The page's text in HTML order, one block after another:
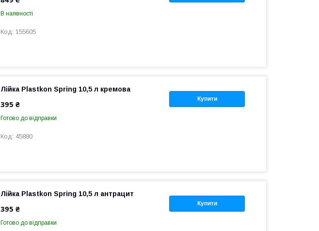
В наявності
155605
Купити
Лійка Plastkon Spring 10,5 л кремова
395 ₴
Готово до відправки
45880
Купити
Лійка Plastkon Spring 10,5 л антрацит
395 ₴
Готово до відправки